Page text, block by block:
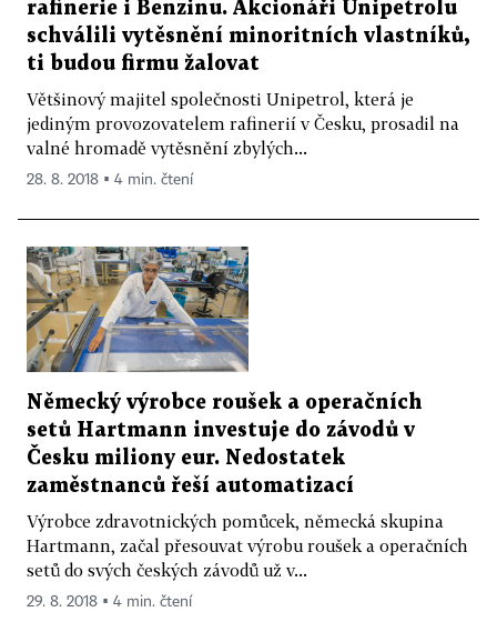
rafinerie i Benzinu. Akcionáři Unipetrolu
schválili vytěsnění minoritních vlastníků,
ti budou firmu žalovat
Většinový majitel společnosti Unipetrol, která je
jediným provozovatelem rafinerií v Česku, prosadil na
valné hromadě vytěsnění zbylých...
28. 8. 2018 ▪ 4 min. čtení
Německý výrobce roušek a operačních
setů Hartmann investuje do závodů v
Česku miliony eur. Nedostatek
zaměstnanců řeší automatizací
Výrobce zdravotnických pomůcek, německá skupina
Hartmann, začal přesouvat výrobu roušek a operačních
setů do svých českých závodů už v...
29. 8. 2018 ▪ 4 min. čtení